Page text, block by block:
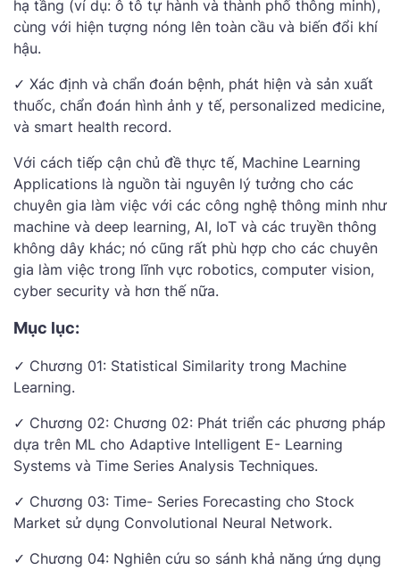
hạ tầng (ví dụ: ô tô tự hành và thành phố thông minh),
cùng với hiện tượng nóng lên toàn cầu và biến đổi khí
hậu.
✓ Xác định và chẩn đoán bệnh, phát hiện và sản xuất
thuốc, chẩn đoán hình ảnh y tế, personalized medicine,
và smart health record.
Với cách tiếp cận chủ đề thực tế, Machine Learning
Applications là nguồn tài nguyên lý tưởng cho các
chuyên gia làm việc với các công nghệ thông minh như
machine và deep learning, AI, IoT và các truyền thông
không dây khác; nó cũng rất phù hợp cho các chuyên
gia làm việc trong lĩnh vực robotics, computer vision,
cyber security và hơn thế nữa.
Mục lục:
✓ Chương 01: Statistical Similarity trong Machine
Learning.
✓ Chương 02: Chương 02: Phát triển các phương pháp
dựa trên ML cho Adaptive Intelligent E- Learning
Systems và Time Series Analysis Techniques.
✓ Chương 03: Time- Series Forecasting cho Stock
Market sử dụng Convolutional Neural Network.
✓ Chương 04: Nghiên cứu so sánh khả năng ứng dụng